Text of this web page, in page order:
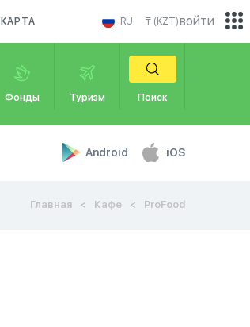
КАРТА RU ₸ (KZT)
Фонды Туризм Поиск
Android iOS
войти
Главная Кафе ProFood